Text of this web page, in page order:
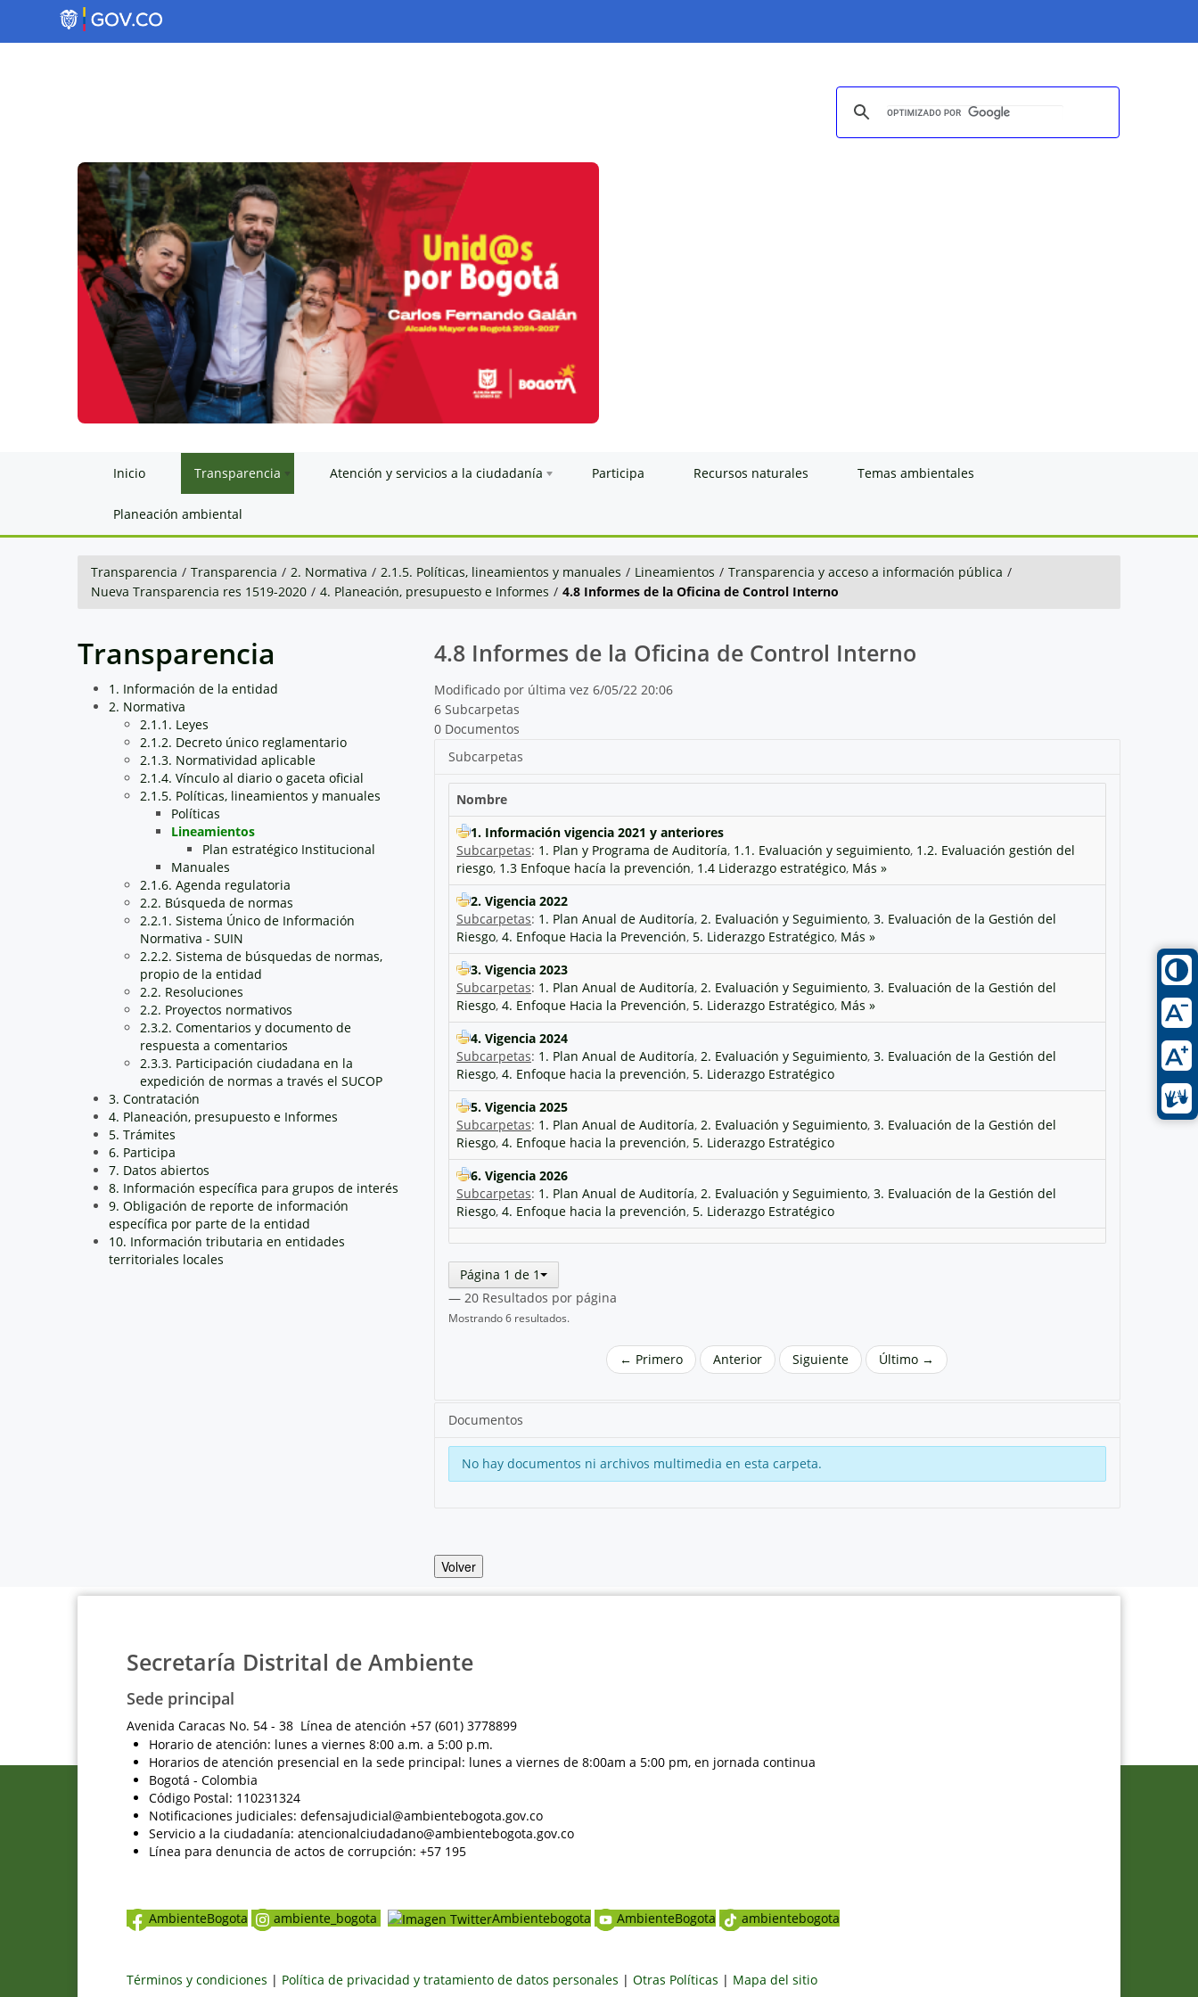
Inicio Transparencia Atención y servicios a la ciudadanía Participa Recursos naturales Temas ambientales
Planeación ambiental
Transparencia / Transparencia / 2. Normativa / 2.1.5. Políticas, lineamientos y manuales / Lineamientos / Transparencia y acceso a información pública /
Nueva Transparencia res 1519-2020 / 4. Planeación, presupuesto e Informes / 4.8 Informes de la Oficina de Control Interno
Transparencia
1. Información de la entidad
2. Normativa
2.1.1. Leyes
2.1.2. Decreto único reglamentario
2.1.3. Normatividad aplicable
2.1.4. Vínculo al diario o gaceta oficial
2.1.5. Políticas, lineamientos y manuales
Políticas
Lineamientos
Plan estratégico Institucional
Manuales
2.1.6. Agenda regulatoria
2.2. Búsqueda de normas
2.2.1. Sistema Único de Información
Normativa - SUIN
2.2.2. Sistema de búsquedas de normas,
propio de la entidad
2.2. Resoluciones
2.2. Proyectos normativos
2.3.2. Comentarios y documento de
respuesta a comentarios
2.3.3. Participación ciudadana en la
expedición de normas a través el SUCOP
3. Contratación
4. Planeación, presupuesto e Informes
5. Trámites
6. Participa
7. Datos abiertos
8. Información específica para grupos de interés
9. Obligación de reporte de información
específica por parte de la entidad
10. Información tributaria en entidades
territoriales locales
4.8 Informes de la Oficina de Control Interno
Modificado por última vez 6/05/22 20:06
6 Subcarpetas
0 Documentos
Subcarpetas
Nombre
1. Información vigencia 2021 y anteriores
Subcarpetas: 1. Plan y Programa de Auditoría, 1.1. Evaluación y seguimiento, 1.2. Evaluación gestión del
riesgo, 1.3 Enfoque hacía la prevención, 1.4 Liderazgo estratégico, Más »
2. Vigencia 2022
Subcarpetas: 1. Plan Anual de Auditoría, 2. Evaluación y Seguimiento, 3. Evaluación de la Gestión del
Riesgo, 4. Enfoque Hacia la Prevención, 5. Liderazgo Estratégico, Más »
3. Vigencia 2023
Subcarpetas: 1. Plan Anual de Auditoría, 2. Evaluación y Seguimiento, 3. Evaluación de la Gestión del
Riesgo, 4. Enfoque Hacia la Prevención, 5. Liderazgo Estratégico, Más »
4. Vigencia 2024
Subcarpetas: 1. Plan Anual de Auditoría, 2. Evaluación y Seguimiento, 3. Evaluación de la Gestión del
Riesgo, 4. Enfoque hacia la prevención, 5. Liderazgo Estratégico
5. Vigencia 2025
Subcarpetas: 1. Plan Anual de Auditoría, 2. Evaluación y Seguimiento, 3. Evaluación de la Gestión del
Riesgo, 4. Enfoque hacia la prevención, 5. Liderazgo Estratégico
6. Vigencia 2026
Subcarpetas: 1. Plan Anual de Auditoría, 2. Evaluación y Seguimiento, 3. Evaluación de la Gestión del
Riesgo, 4. Enfoque hacia la prevención, 5. Liderazgo Estratégico
Página 1 de 1
— 20 Resultados por página
Mostrando 6 resultados.
← Primero Anterior Siguiente Último →
Documentos
No hay documentos ni archivos multimedia en esta carpeta.
Volver
Secretaría Distrital de Ambiente
Sede principal
Avenida Caracas No. 54 - 38 Línea de atención +57 (601) 3778899
Horario de atención: lunes a viernes 8:00 a.m. a 5:00 p.m.
Horarios de atención presencial en la sede principal: lunes a viernes de 8:00am a 5:00 pm, en jornada continua
Bogotá - Colombia
Código Postal: 110231324
Notificaciones judiciales: defensajudicial@ambientebogota.gov.co
Servicio a la ciudadanía: atencionalciudadano@ambientebogota.gov.co
Línea para denuncia de actos de corrupción: +57 195
AmbienteBogota ambiente_bogota Ambientebogota AmbienteBogota ambientebogota
Términos y condiciones | Política de privacidad y tratamiento de datos personales | Otras Políticas | Mapa del sitio